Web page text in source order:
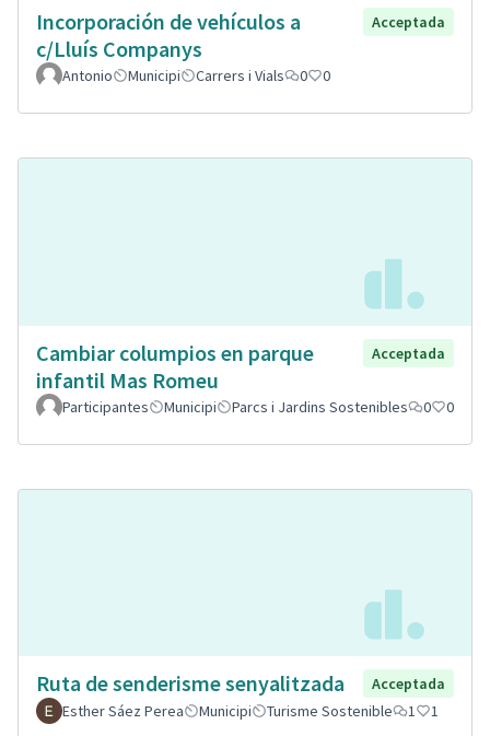
Incorporación de vehículos a
c/Lluís Companys
Acceptada
Antonio Municipi Carrers i Vials 0 0
Cambiar columpios en parque
infantil Mas Romeu
Acceptada
Participantes Municipi Parcs i Jardins Sostenibles 0 0
Ruta de senderisme senyalitzada
Acceptada
Esther Sáez Perea
Municipi Turisme Sostenible 1 1